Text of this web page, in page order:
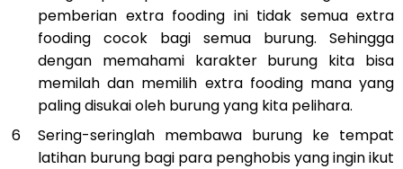
pemberian extra fooding ini tidak semua extra
fooding cocok bagi semua burung. Sehingga
dengan memahami karakter burung kita bisa
memilah dan memilih extra fooding mana yang
paling disukai oleh burung yang kita pelihara.
Sering-seringlah membawa burung ke tempat
latihan burung bagi para penghobis yang ingin ikut